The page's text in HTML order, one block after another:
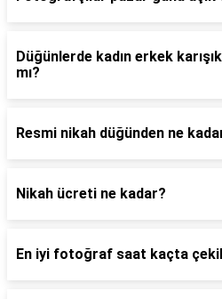
Düğünlerde kadın erkek
mı?
Resmi nikah düğünden ne
Nikah ücreti ne kadar?
En iyi fotoğraf saat kaçta